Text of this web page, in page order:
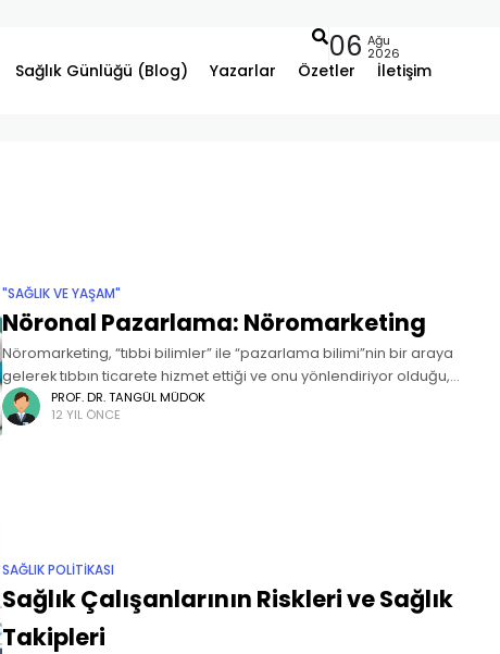
Sağlık Günlüğü (Blog) Yazarlar Özetler İletişim
06 Ağu
2026
"SAĞLIK VE YAŞAM"
Nöronal Pazarlama: Nöromarketing
Nöromarketing, “tıbbi bilimler” ile “pazarlama bilimi”nin bir araya
gelerek tıbbın ticarete hizmet ettiği ve onu yönlendiriyor olduğu,
günümüze kadar da hiç akla gelmez bir pazarlama bilimidir. Nöron
(sinir hücresi) ve
PROF. DR. TANGÜL MÜDOK
12 YIL ÖNCE
SAĞLIK POLITIKASI
Sağlık Çalışanlarının Riskleri ve Sağlık
Takipleri